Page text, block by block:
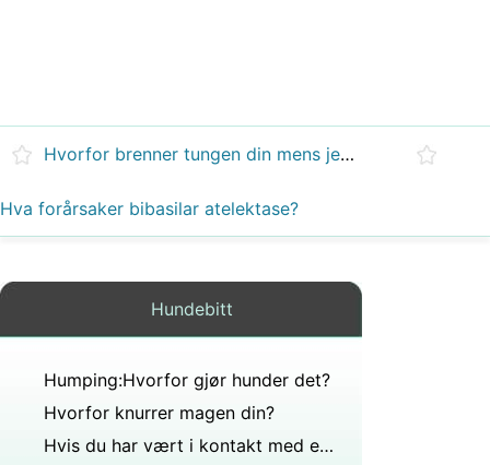
Hvorfor brenner tungen din mens jeg er gravid?
Hva forårsaker bibasilar atelektase?
Hundebitt
Humping:Hvorfor gjør hunder det?
Hvorfor knurrer magen din?
Hvis du har vært i kontakt med en valp ringorm, hvor lang tid vil det ta å vite om det?